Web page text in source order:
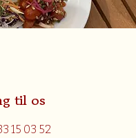
til os
15 03 52